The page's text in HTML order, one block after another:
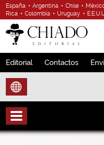
España • Argentina • Chile •
Rica • Colombia • Uruguay •
Editorial Contactos